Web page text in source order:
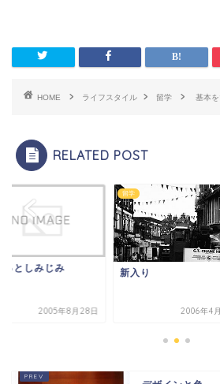
HOME ライフスタイル 留学 基本
RELATED POST
っとしみじみ
2005年8月28日
留学
新入り
2006年4